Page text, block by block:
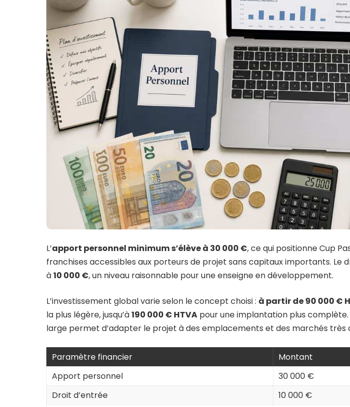
L’apport personnel minimum s’élève à 30 000 €, ce qui positionne Cup
franchises accessibles aux porteurs de projet sans capitaux importants. Le
à10 000 €, un niveau raisonnable pour une enseigne en développement.
L’investissement global varie selon le concept choisi : à partir de 90 000 €
la plus légère, jusqu’à190 000 € HTVA pour une implantation plus
large permet d’adapter le projet à des emplacements et des marchés très
Paramètre financier
Montant
Apport personnel
30 000 €
Droit d’entrée
10 000 €